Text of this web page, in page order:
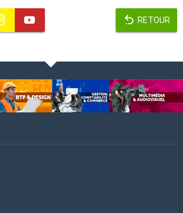
RETOUR